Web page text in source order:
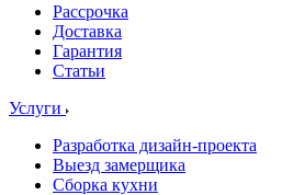
Рассрочка
Доставка
Гарантия
Статьи
Услуги
Разработка дизайн-проекта
Выезд замерщика
Сборка кухни